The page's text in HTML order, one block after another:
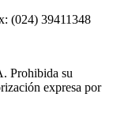
(024) 39411348
Prohibida su
expresa por